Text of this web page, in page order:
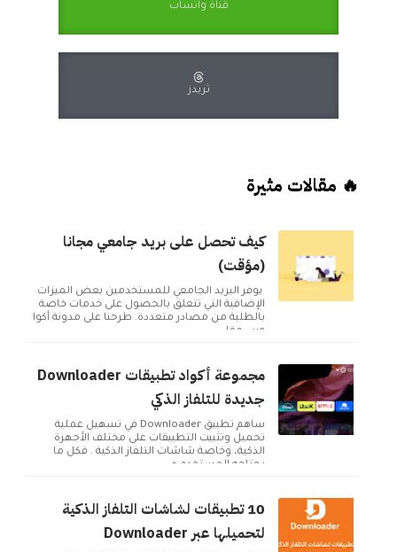
قناة واتسآب
ثريدز
🔥 مقالات مثيرة
كيف تحصل على بريد جامعي مجانا
(مؤقت)
يوفر البريد الجامعي للمستخدمين بعض الميزات
الإضافية التي تتعلق بالحصول على خدمات خاصة
بالطلبة من مصادر متعددة. طرحنا على مدونة أكوا
ويب مقا...
مجموعة أكواد تطبيقات Downloader
جديدة للتلفاز الذكي
ساهم تطبيق Downloader في تسهيل عملية
تحميل وتثبيت التطبيقات على مختلف الأجهزة
الذكية، وخاصة شاشات التلفاز الذكية . فكل ما
يحتاجه المستخدم ه...
10 تطبيقات لشاشات التلفاز الذكية
لتحميلها عبر Downloader